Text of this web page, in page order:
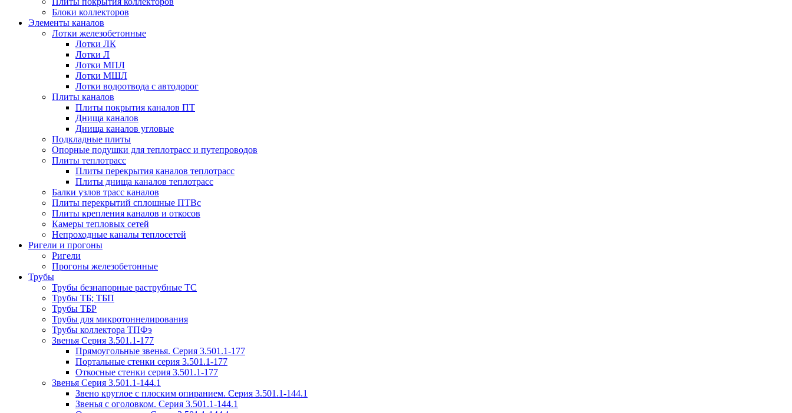
Блоки коллекторов
Элементы каналов
Лотки железобетонные
Лотки ЛК
Лотки Л
Лотки МПЛ
Лотки МШЛ
Лотки водоотвода с автодорог
Плиты каналов
Плиты покрытия каналов ПТ
Днища каналов
Днища каналов угловые
Подкладные плиты
Опорные подушки для теплотрасс и путепроводов
Плиты теплотрасс
Плиты перекрытия каналов теплотрасс
Плиты днища каналов теплотрасс
Балки узлов трасс каналов
Плиты перекрытий сплошные ПТВс
Плиты крепления каналов и откосов
Камеры тепловых сетей
Непроходные каналы теплосетей
Ригели и прогоны
Ригели
Прогоны железобетонные
Трубы
Трубы безнапорные раструбные ТС
Трубы ТБ; ТБП
Трубы ТБР
Трубы для микротоннелирования
Трубы коллектора ТПФэ
Звенья Серия 3.501.1-177
Прямоугольные звенья. Серия 3.501.1-177
Портальные стенки серия 3.501.1-177
Откосные стенки серия 3.501.1-177
Звенья Серия 3.501.1-144.1
Звено круглое с плоским опиранием. Серия 3.501.1-144.1
Звенья с оголовком. Серия 3.501.1-144.1